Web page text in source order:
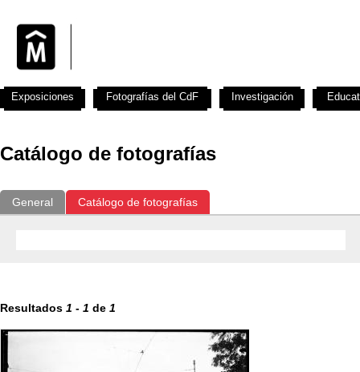
Catálogo de fotografías
General Catálogo de fotografías
Resultados 1 - 1 de 1
Exposiciones Fotografías del CdF Investigación